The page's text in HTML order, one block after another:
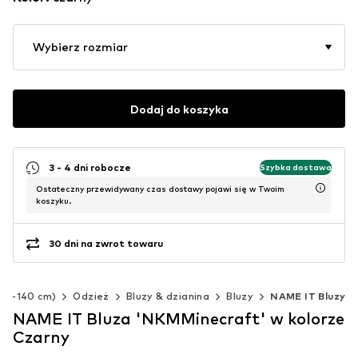
Wybierz rozmiar
Dodaj do koszyka
3 - 4 dni robocze Szybka dostawa
Ostateczny przewidywany czas dostawy pojawi się w Twoim
koszyku.
30 dni na zwrot towaru
140 cm) Odzież Bluzy & dzianina Bluzy NAME IT Bluzy
NAME IT Bluza 'NKMMinecraft' w kolorze
Czarny